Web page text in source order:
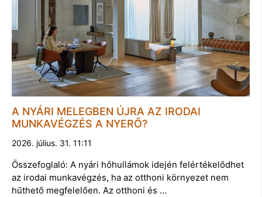
A NYÁRI MELEGBEN ÚJRA AZ IRODAI
MUNKAVÉGZÉS A NYERŐ?
2026. július. 31. 11:11
Összefoglaló: A nyári hőhullámok idején felértékelődhet
az irodai munkavégzés, ha az otthoni környezet nem
hűthető megfelelően. Az otthoni és …